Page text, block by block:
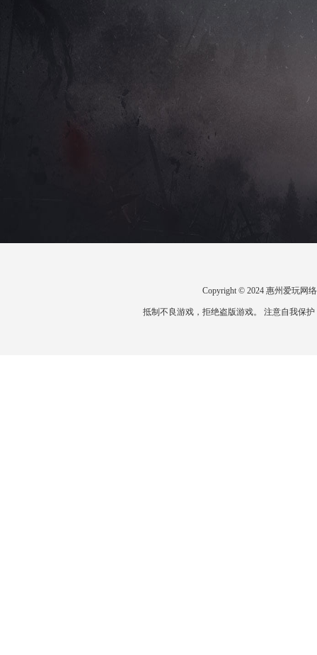
Copyright © 2024 惠州爱玩网
抵制不良游戏，拒绝盗版游戏。 注意自我保